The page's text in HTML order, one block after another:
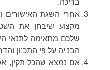
בריכה.
אחרי השגת האישורים
מקצוע שיבחן את
שלכם מתאימה לתנאי
הבנייה על פי התכנון
אם נמצא שהכל תקין,